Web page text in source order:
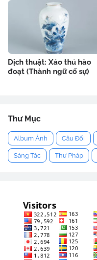
Dịch thuật: Xảo thủ hào
đoạt (Thành ngữ cố sự)
Thư Mục
Album Ảnh Câu Đối
Sáng Tác Thư Pháp